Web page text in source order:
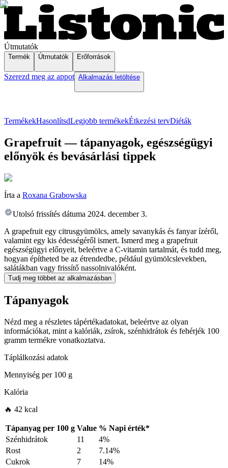
Útmutatók
Termék Útmutatók Erőforrások
Szerezd meg az appot Alkalmazás letöltése
TermékekHasonlítsdLegjobb termékekÉtkezési tervDiéták
Grapefruit — tápanyagok, egészségügyi
előnyök és bevásárlási tippek
Írta a Roxana Grabowska
Utolsó frissítés dátuma 2024. december 3.
A grapefruit egy citrusgyümölcs, amely savanykás és fanyar ízéről,
valamint egy kis édességéről ismert. Ismerd meg a grapefruit
egészségügyi előnyeit, beleértve a C-vitamin tartalmát, és tudd meg,
hogyan építheted be az étrendedbe, például gyümölcslevekben,
salátákban vagy frissítő nassolnivalóként.
Tudj meg többet az alkalmazásban
Tápanyagok
Nézd meg a részletes tápértékadatokat, beleértve az olyan
információkat, mint a kalóriák, zsírok, szénhidrátok és fehérjék 100
gramm termékre vonatkoztatva.
Táplálkozási adatok
Mennyiség per100 g
Kalória
🔥 42 kcal
Tápanyag per 100 g Value % Napi érték*
Szénhidrátok
11
4%
Rost
2
7.14%
Cukrok
7
14%